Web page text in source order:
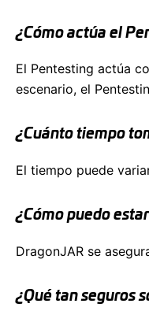
¿Cómo actúa el
El Pentesting actúa
escenario, el
¿Cuánto tiempo
El tiempo puede
¿Cómo puedo
DragonJAR se
¿Qué tan seguros